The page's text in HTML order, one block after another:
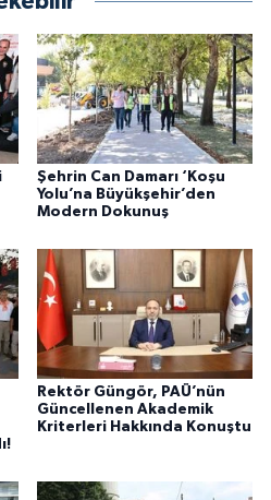
Şehrin Can Damarı ‘Koşu
Yolu’na Büyükşehir’den
Modern Dokunuş
Rektör Güngör, PAÜ’nün
Güncellenen Akademik
Kriterleri Hakkında Konuştu